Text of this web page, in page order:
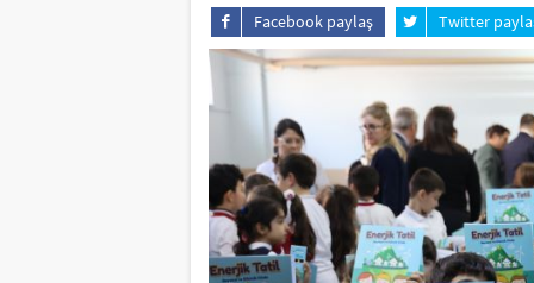
Facebook paylaş Twitter